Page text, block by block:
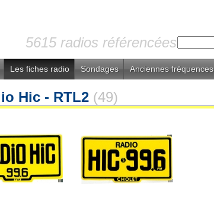
5615 radios référencées
Les fiches radio Sondages Anciennes fréquences
Hic - RTL2 (49)